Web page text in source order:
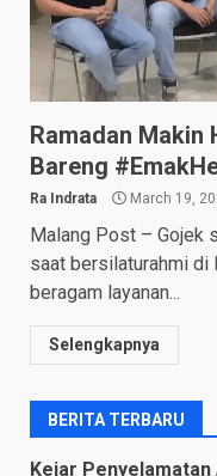
Ramadan Makin
Bareng
Ra Indrata March 19,
Malang Post – Gojek
saat bersilaturahmi di
beragam layanan...
Selengkapnya
BERITA TERBARU
Kejar